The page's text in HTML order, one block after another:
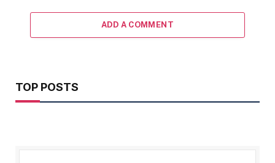
ADD A COMMENT
TOP POSTS